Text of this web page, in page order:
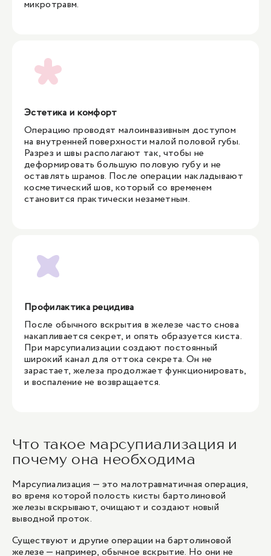
микротравм.
Эстетика и комфорт
Операцию проводят малоинвазивным доступом
на внутренней поверхности малой половой губы.
Разрез и швы располагают так, чтобы не
деформировать большую половую губу и не
оставлять шрамов. После операции накладывают
косметический шов, который со временем
становится практически незаметным.
Профилактика рецидива
После обычного вскрытия в железе часто снова
накапливается секрет, и опять образуется киста.
При марсупиализации создают постоянный
широкий канал для оттока секрета. Он не
зарастает, железа продолжает функционировать,
и воспаление не возвращается.
Что такое марсупиализация и
почему она необходима
Марсупиализация — это малотравматичная операция,
во время которой полость кисты бартолиновой
железы вскрывают, очищают и создают новый
выводной проток.
Существуют и другие операции на бартолиновой
железе — например, обычное вскрытие. Но они не